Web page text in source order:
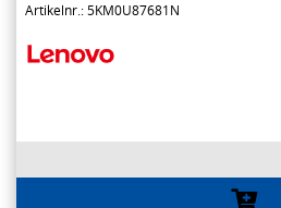
Artikelnr.: 5KM0U87681N